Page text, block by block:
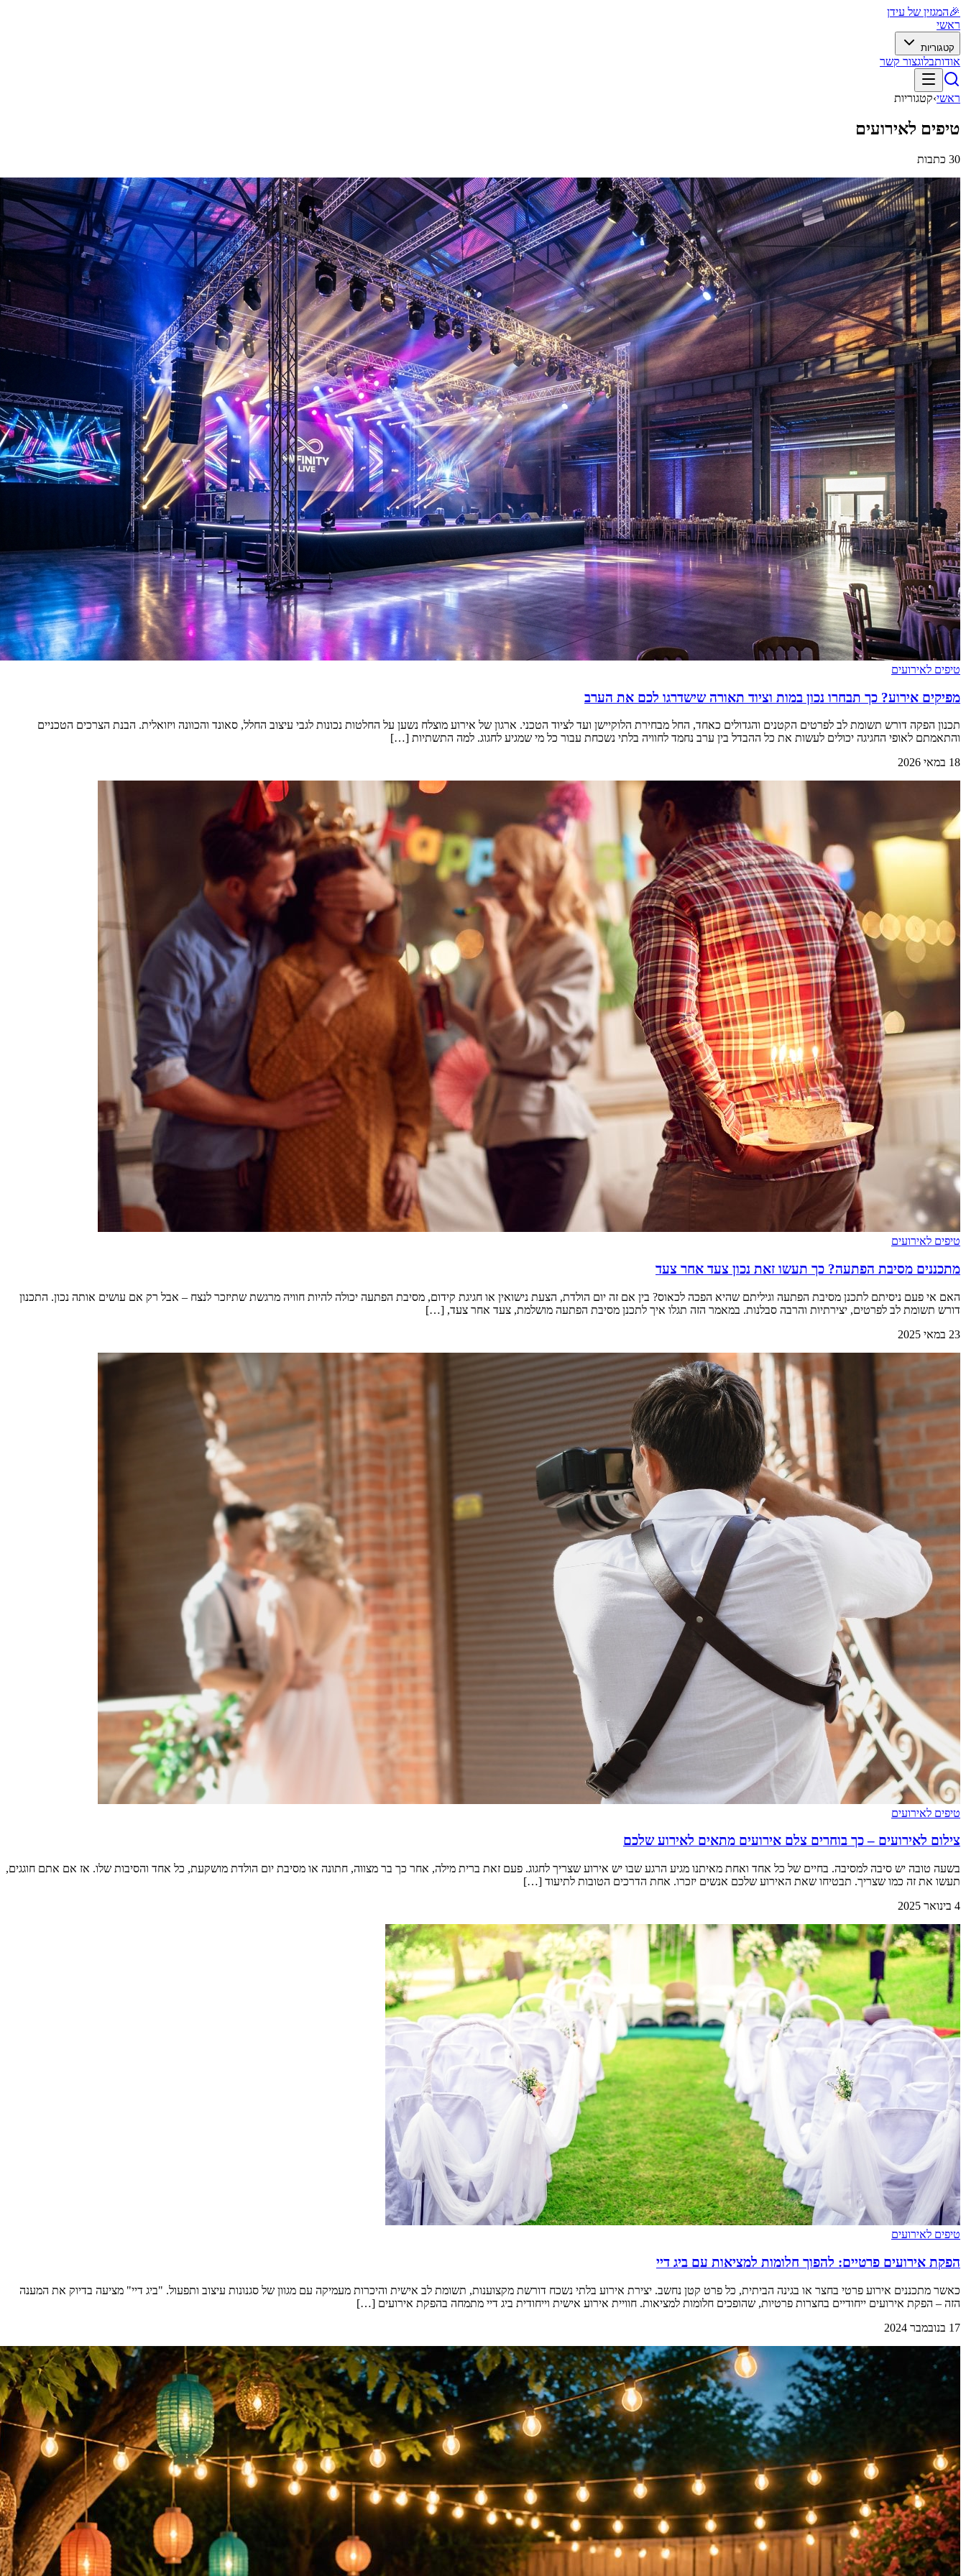
🎉המגזין של עידן
ראשי
קטגוריות
אודותבלוגצור קשר
ראשי›קטגוריות
טיפים לאירועים
30 כתבות
טיפים לאירועים
מפיקים אירוע? כך תבחרו נכון במות וציוד תאורה שישדרגו לכם את הערב
תכנון הפקה דורש תשומת לב לפרטים הקטנים והגדולים כאחד, החל מבחירת הלוקיישן ועד לציוד הטכני. ארגון של אירוע מוצלח נשען על החלטות נכונות לגבי עיצוב החלל, סאונד והכוונה ויזואלית. הבנת הצרכים הטכניים
והתאמתם לאופי החגיגה יכולים לעשות את כל ההבדל בין ערב נחמד לחוויה בלתי נשכחת עבור כל מי שמגיע לחגוג. למה התשתיות […]
18 במאי 2026
טיפים לאירועים
מתכננים מסיבת הפתעה? כך תעשו זאת נכון צעד אחר צעד
האם אי פעם ניסיתם לתכנן מסיבת הפתעה וגיליתם שהיא הפכה לכאוס? בין אם זה יום הולדת, הצעת נישואין או חגיגת קידום, מסיבת הפתעה יכולה להיות חוויה מרגשת שתיזכר לנצח – אבל רק אם עושים אותה נכון. התכנון
דורש תשומת לב לפרטים, יצירתיות והרבה סבלנות. במאמר הזה תגלו איך לתכנן מסיבת הפתעה מושלמת, צעד אחר צעד, […]
23 במאי 2025
טיפים לאירועים
צילום לאירועים – כך בוחרים צלם אירועים מתאים לאירוע שלכם
בשעה טובה יש סיבה למסיבה. בחיים של כל אחד ואחת מאיתנו מגיע הרגע שבו יש אירוע שצריך לחגוג. פעם זאת ברית מילה, אחר כך בר מצווה, חתונה או מסיבת יום הולדת מושקעת, כל אחד והסיבות שלו. אז אם אתם חוגגים,
תעשו את זה כמו שצריך. תבטיחו שאת האירוע שלכם אנשים יזכרו. אחת הדרכים הטובות לתיעוד […]
4 בינואר 2025
טיפים לאירועים
הפקת אירועים פרטיים: להפוך חלומות למציאות עם ביג דיי
כאשר מתכננים אירוע פרטי בחצר או בגינה הביתית, כל פרט קטן נחשב. יצירת אירוע בלתי נשכח דורשת מקצוענות, תשומת לב אישית והיכרות מעמיקה עם מגוון של סגנונות עיצוב ותפעול. "ביג דיי" מציעה בדיוק את המענה
הזה – הפקת אירועים ייחודיים בחצרות פרטיות, שהופכים חלומות למציאות. חוויית אירוע אישית וייחודית ביג דיי מתמחה בהפקת אירועים […]
17 בנובמבר 2024